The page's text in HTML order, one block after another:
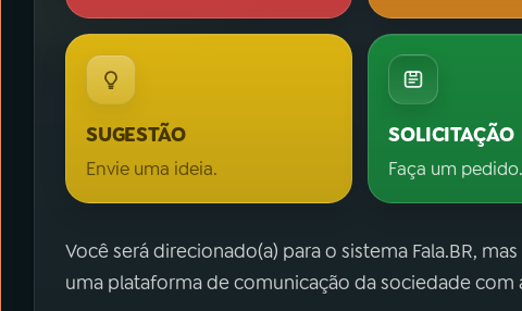
SUGESTÃO
Envie uma ideia.
SOLICITAÇÃO
Faça um pedido.
Você será direcionado(a) para o sistema Fala.BR,
uma plataforma de comunicação da sociedade